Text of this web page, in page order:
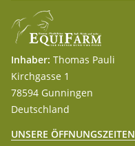
Inhaber: Thomas Pauli
Kirchgasse 1
78594 Gunningen
Deutschland
UNSERE ÖFFNUNGSZEITEN